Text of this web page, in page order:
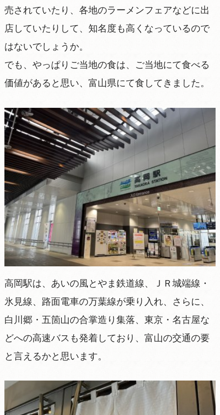
売されていたり、各地のラーメンフェアなどに出
店していたりして、知名度も高くなっているので
はないでしょうか。
でも、やっぱりご当地の食は、ご当地にて食べる
価値があると思い、富山県にて食してきました。
高岡駅は、あいの風とやま鉄道線、ＪＲ城端線・
氷見線、路面電車の万葉線が乗り入れ、さらに、
白川郷・五箇山の合掌造り集落、東京・名古屋な
どへの高速バスも発着しており、富山の交通の要
と言えるかと思います。